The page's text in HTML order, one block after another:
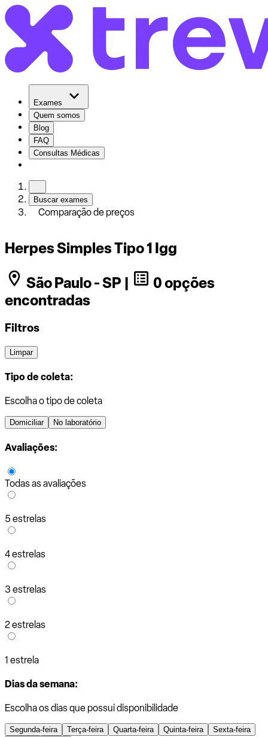
Exames
Quem somos
Blog
FAQ
Consultas Médicas
Buscar exames
Comparação de preços
Herpes Simples Tipo 1 Igg
São Paulo - SP |
0 opções
encontradas
Filtros
Limpar
Tipo de coleta:
Escolha o tipo de coleta
Domiciliar No laboratório
Avaliações:
Todas as avaliações
5 estrelas
4 estrelas
3 estrelas
2 estrelas
1 estrela
Dias da semana:
Escolha os dias que possui disponibilidade
Segunda-feira Terça-feira Quarta-feira Quinta-feira
Sexta-feira